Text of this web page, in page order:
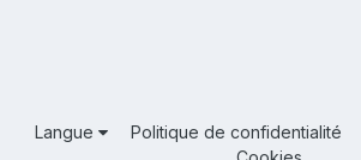
Langue Politique de confidentialité